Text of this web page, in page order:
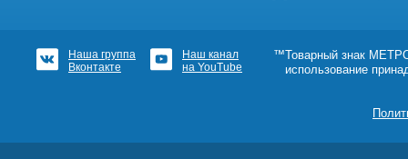
Наша группа
Вконтакте
Наш канал
на YouTube
™Товарный знак
использование